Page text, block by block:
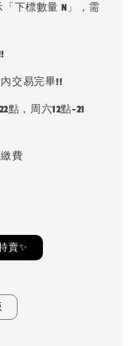
下標數量 N」，需
交易完畢!!
點，周六12點-21
費
賣✨